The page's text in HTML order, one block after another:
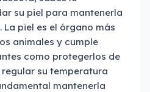
su piel para mantenerla
La piel es el órgano más
animales y cumple
como protegerlos de
su temperatura
mantenerla